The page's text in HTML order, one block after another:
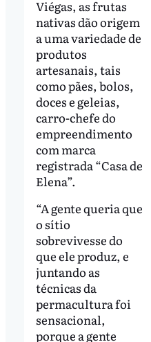
Viégas, as frutas
nativas dão origem
a uma variedade de
produtos
artesanais, tais
como pães, bolos,
doces e geleias,
carro-chefe do
empreendimento
com marca
registrada “Casa de
Elena”.
“A gente queria que
o sítio
sobrevivesse do
que ele produz, e
juntando as
técnicas da
permacultura foi
sensacional,
porque a gente